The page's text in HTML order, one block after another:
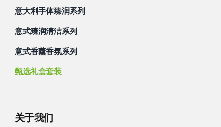
意大利手体臻润系列
意式臻润清洁系列
意式香薰香氛系列
甄选礼盒套装
关于我们